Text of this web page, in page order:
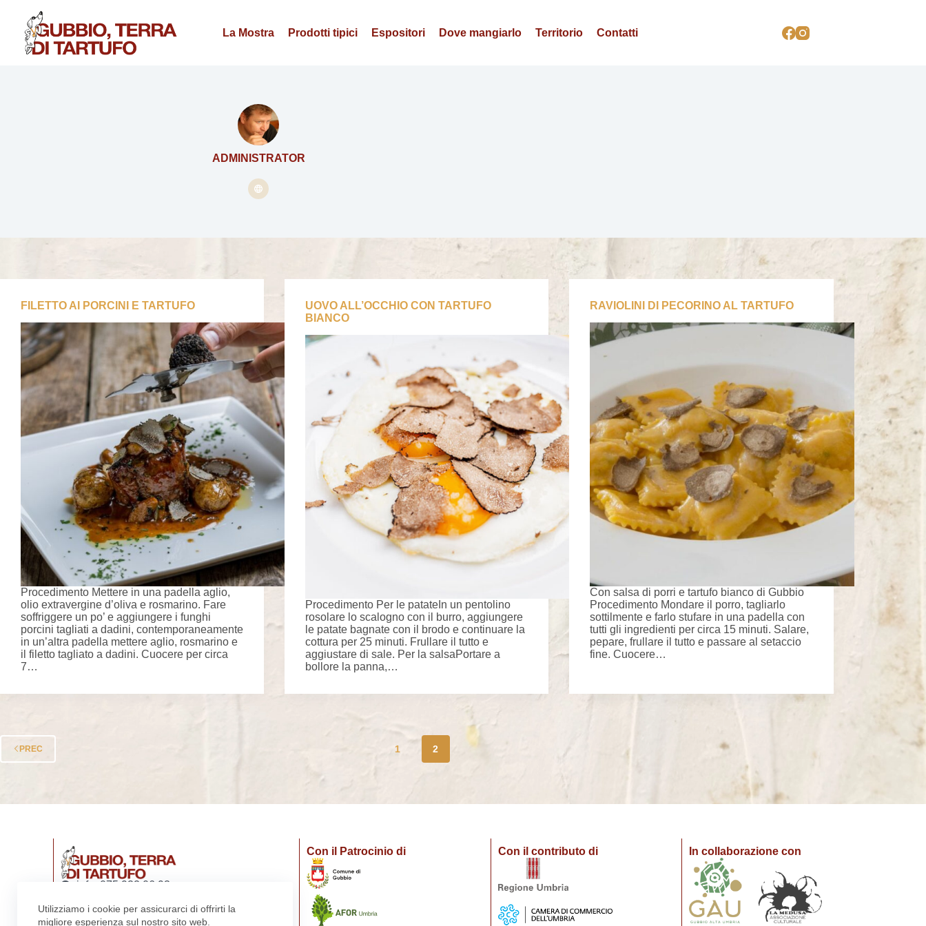
Utilizziamo i cookie per assicurarci di offrirti la
migliore esperienza sul nostro sito web.
La Mostra Prodotti tipici Espositori Dove mangiarlo Territorio Contatti
ADMINISTRATOR
FILETTO AI PORCINI E TARTUFO
Procedimento Mettere in una padella aglio,
olio extravergine d’oliva e rosmarino. Fare
soffriggere un po’ e aggiungere i funghi
porcini tagliati a dadini, contemporaneamente
in un’altra padella mettere aglio, rosmarino e
il filetto tagliato a dadini. Cuocere per circa
7…
UOVO ALL’OCCHIO CON TARTUFO
BIANCO
Procedimento Per le patateIn un pentolino
rosolare lo scalogno con il burro, aggiungere
le patate bagnate con il brodo e continuare la
cottura per 25 minuti. Frullare il tutto e
aggiustare di sale. Per la salsaPortare a
bollore la panna,…
RAVIOLINI DI PECORINO AL TARTUFO
Con salsa di porri e tartufo bianco di Gubbio
Procedimento Mondare il porro, tagliarlo
sottilmente e farlo stufare in una padella con
tutti gli ingredienti per circa 15 minuti. Salare,
pepare, frullare il tutto e passare al setaccio
fine. Cuocere…
PREC 1 2
info: 075 922 06 93
Via Repubblica 15, Gubbio
Con il Patrocinio di Con il contributo di In collaborazione con